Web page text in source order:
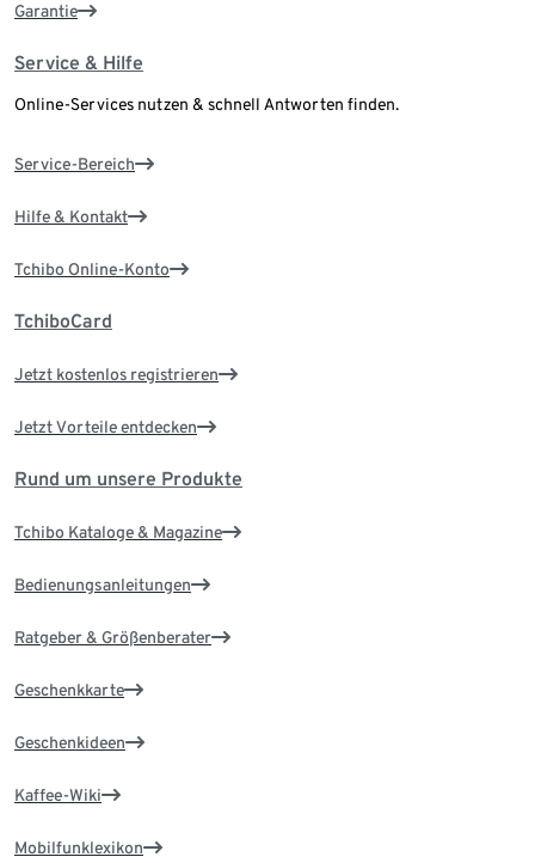
Garantie
Service & Hilfe
Online-Services nutzen & schnell Antworten finden.
Service-Bereich
Hilfe & Kontakt
Tchibo Online-Konto
TchiboCard
Jetzt kostenlos registrieren
Jetzt Vorteile entdecken
Rund um unsere Produkte
Tchibo Kataloge & Magazine
Bedienungsanleitungen
Ratgeber & Größenberater
Geschenkkarte
Geschenkideen
Kaffee-Wiki
Mobilfunklexikon